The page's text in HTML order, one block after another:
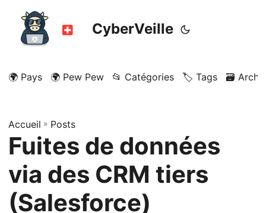
CyberVeille
🌍 Pays 🌍 Pew Pew 📂 Catégories 🏷️ Tags 🗃️
Accueil » Posts
Fuites de données
via des CRM tiers
(Salesforce)